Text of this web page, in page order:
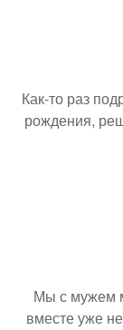
Как-то раз
рождения,
Мы с мужем
вместе уже